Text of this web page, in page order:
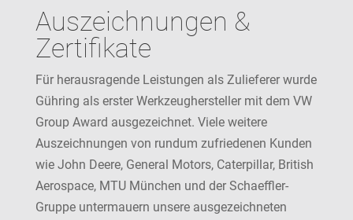
Auszeichnungen &
Zertifikate
Für herausragende Leistungen als Zulieferer wurde
Gühring als erster Werkzeughersteller mit dem VW
Group Award ausgezeichnet. Viele weitere
Auszeichnungen von rundum zufriedenen Kunden
wie John Deere, General Motors, Caterpillar, British
Aerospace, MTU München und der Schaeffler-
Gruppe untermauern unsere ausgezeichneten